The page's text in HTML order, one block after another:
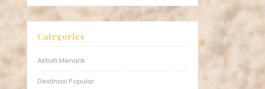
Categories
Aktiviti Menarik
Destinasi Popular